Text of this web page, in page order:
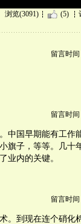
浏览(3091) (5)
留言时间
留言时间
中国早期能有工作
旗子，等等。几十
业内的关键。
留言时间
。到现在连个硝化